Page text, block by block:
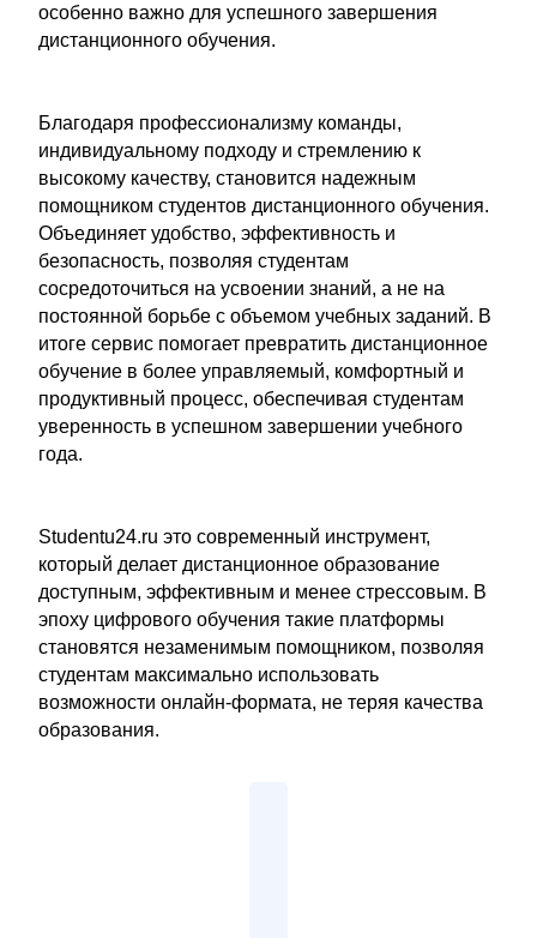
особенно важно для успешного завершения
дистанционного обучения.
Благодаря профессионализму команды,
индивидуальному подходу и стремлению к
высокому качеству, становится надежным
помощником студентов дистанционного обучения.
Объединяет удобство, эффективность и
безопасность, позволяя студентам
сосредоточиться на усвоении знаний, а не на
постоянной борьбе с объемом учебных заданий. В
итоге сервис помогает превратить дистанционное
обучение в более управляемый, комфортный и
продуктивный процесс, обеспечивая студентам
уверенность в успешном завершении учебного
года.
Studentu24.ru это современный инструмент,
который делает дистанционное образование
доступным, эффективным и менее стрессовым. В
эпоху цифрового обучения такие платформы
становятся незаменимым помощником, позволяя
студентам максимально использовать
возможности онлайн-формата, не теряя качества
образования.